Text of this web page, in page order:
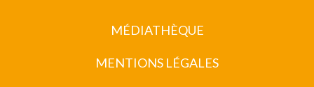
MÉDIATHÈQUE
MENTIONS LÉGALES